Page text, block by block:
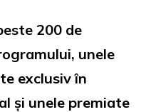
200 de
unele
exclusiv în
și unele premiate